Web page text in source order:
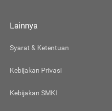
Lainnya
Syarat & Ketentuan
Kebijakan Privasi
Kebijakan SMKI